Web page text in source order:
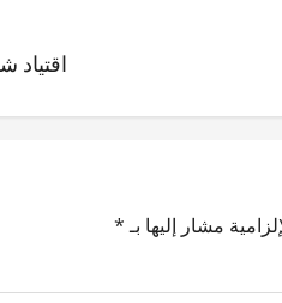
مشار إليها بـ*